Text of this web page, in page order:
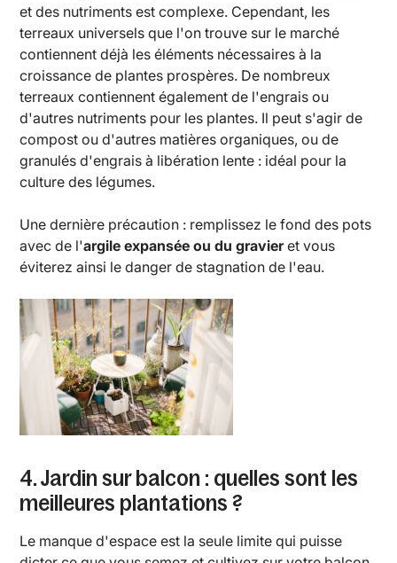
et des nutriments est complexe. Cependant, les
terreaux universels que l'on trouve sur le marché
contiennent déjà les éléments nécessaires à la
croissance de plantes prospères. De nombreux
terreaux contiennent également de l'engrais ou
d'autres nutriments pour les plantes. Il peut s'agir de
compost ou d'autres matières organiques, ou de
granulés d'engrais à libération lente : idéal pour la
culture des légumes.
Une dernière précaution : remplissez le fond des pots
avec de l'argile expansée ou du gravieret vous
éviterez ainsi le danger de stagnation de l'eau.
4. Jardin sur balcon : quelles sont les
meilleures plantations ?
Le manque d'espace est la seule limite qui puisse